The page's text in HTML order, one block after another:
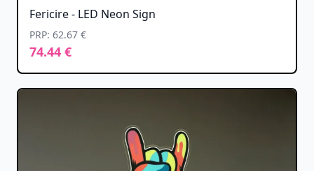
Fericire - LED Neon Sign
PRP: 62.67 €
74.44 €